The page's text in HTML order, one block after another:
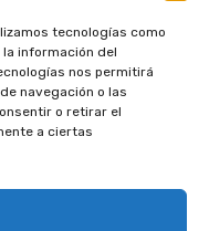
tecnologías como
información del
nos permitirá
navegación o las
o retirar el
a ciertas
los derechos